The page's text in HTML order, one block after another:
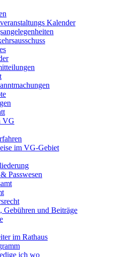
Kalender
VG
im VG-Gebiet
Passwesen
Gebühren und Beiträge
im Rathaus
ich wo